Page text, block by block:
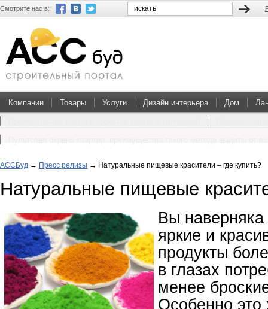
Смотрите нас в:
Компании Товары Услуги Дизайн интерьера Дом
АССБуд → Пресс релизы → Натуральные пищевые красители – где купить?
Натуральные пищевые
Вы
яркие и
продукты
в глазах
менее
Особенно